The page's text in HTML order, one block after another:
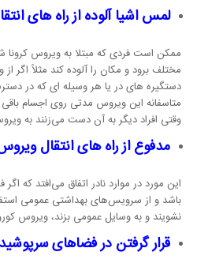
لمس اشیا آلوده از راه های
ممکن است فردی که مبتلا به ویروس
مختلف برود و مکان را آلوده کند مثلاً اگر
دستگیره های در یا هر وسیله ای که در
متاسفانه این ویروس مدتی روی اجسام
وقتی افراد دیگر به آن دست می‌زنند به
مدفوع از راه های انتقال
این مورد در موارد نادر اتفاق می‌افتد که
باشد و از سرویس‌های بهداشتی عمومی
نشویند و به وسایل عمومی بزند، ویروس
قرار گرفتن در فضاهای